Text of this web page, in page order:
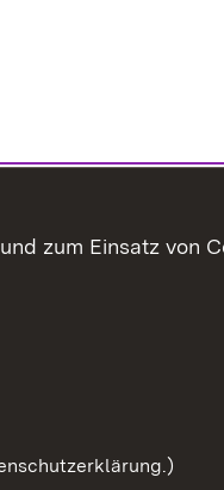
zum Einsatz von